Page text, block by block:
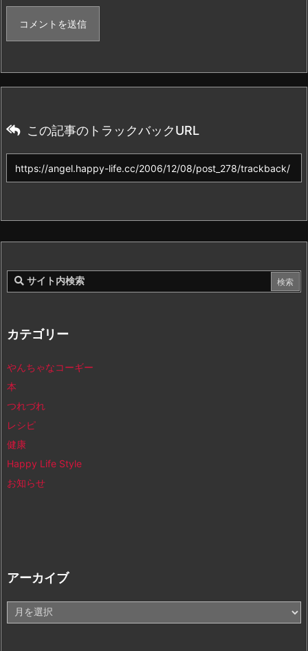
この記事のトラックバックURL
カテゴリー
やんちゃなコーギー
本
つれづれ
レシピ
健康
Happy Life Style
お知らせ
アーカイブ
ー